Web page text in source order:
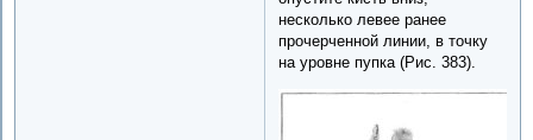
несколько левее ранее
прочерченной линии, в точку
на уровне пупка (Рис. 383).